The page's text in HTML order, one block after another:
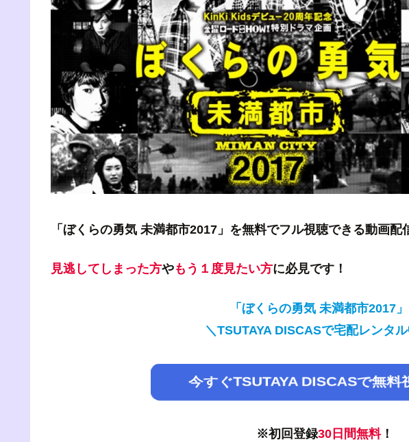
「ぼくらの勇気 未満都市2017」を無料でフル視聴できる動画配
見逃してしまった方やもう１度見たい方に必見です！
「ぼくらの勇気 未満都市2017
＼TSUTAYA DISCASで宅配レンタ
今すぐTSUTAYA DISCASで無料
※初回登録30日間無料！